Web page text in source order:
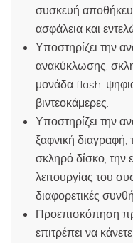
συσκευή
ασφάλεια και
Υποστηρίζει την
ανακύκλωσης,
μονάδα flash,
βιντεοκάμερες.
Υποστηρίζει την
ξαφνική
σκληρό δίσκο, την
λειτουργίας του
διαφορετικές
Προεπισκόπηση
επιτρέπει να